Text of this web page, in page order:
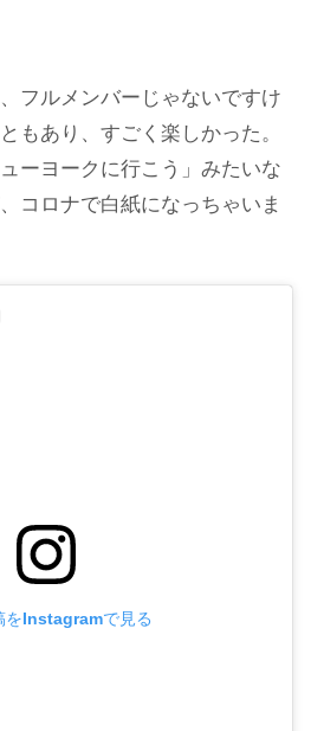
フルメンバーじゃないですけ
もあり、すごく楽しかった。
ーヨークに行こう」みたいな
コロナで白紙になっちゃいま
をInstagramで見る